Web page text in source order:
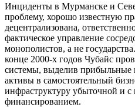
Инциденты в Мурманске и
проблему, хорошо известную
децентрализована,
фактическое управление
монополистов, а не
конце 2000-х годов Чубайс
системы, выделив
активы в самостоятельный
инфраструктуру убыточной и с
финансированием.